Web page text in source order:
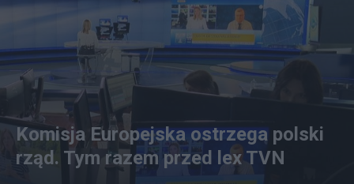
Komisja Europejska ostrzega polski
rząd. Tym razem przed lex TVN